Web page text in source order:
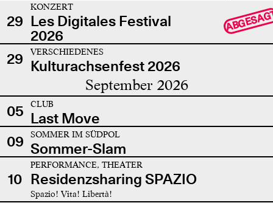
29
KONZERT
Les Digitales Festival
2026
29 VERSCHIEDENES
Kulturachsenfest 2026
September 2026
05 CLUB
Last Move
09
SOMMER IM SÜDPOL
Sommer-Slam
10
PERFORMANCE, THEATER
Residenzsharing SPAZIO
Spazio! Vita! Libertà!